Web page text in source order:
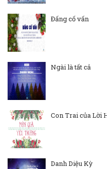
Đấng cố vấn
Ngài là tất cả
Con Trai của Lời
Danh Diệu Kỳ